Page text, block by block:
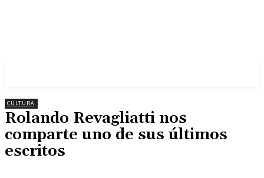
CULTURA
Rolando Revagliatti nos
comparte uno de sus últimos
escritos